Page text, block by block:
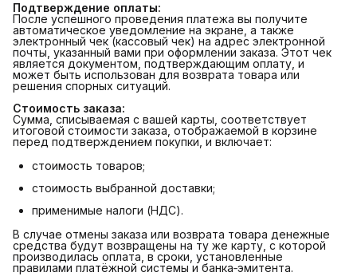
Подтверждение оплаты:
После успешного проведения платежа вы получите
автоматическое уведомление на экране, а также
электронный чек (кассовый чек) на адрес электронной
почты, указанный вами при оформлении заказа. Этот чек
является документом, подтверждающим оплату, и
может быть использован для возврата товара или
решения спорных ситуаций.
Стоимость заказа:
Сумма, списываемая с вашей карты, соответствует
итоговой стоимости заказа, отображаемой в корзине
перед подтверждением покупки, и включает:
стоимость товаров;
стоимость выбранной доставки;
применимые налоги (НДС).
В случае отмены заказа или возврата товара денежные
средства будут возвращены на ту же карту, с которой
производилась оплата, в сроки, установленные
правилами платёжной системы и банка‑эмитента.